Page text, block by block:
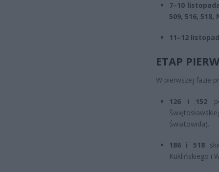
7–10
509, 516, 518,
11–12
ETAP
W pierwszej fazie
126 i 152
Światowida).
186 i 518
Kuklińskiego i